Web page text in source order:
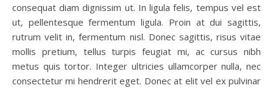
consequat diam dignissim ut. In ligula felis, tempus vel est
ut, pellentesque fermentum ligula. Proin at dui sagittis,
rutrum velit in, fermentum nisl. Donec sagittis, risus vitae
mollis pretium, tellus turpis feugiat mi, ac cursus nibh
metus quis tortor. Integer ultricies ullamcorper nulla, nec
consectetur mi hendrerit eget. Donec at elit vel ex pulvinar